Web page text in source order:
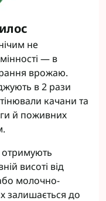
не
— в
врожаю.
в 2 рази
качани та
й поживних
отримують
висоті від
молочно-
залишається до